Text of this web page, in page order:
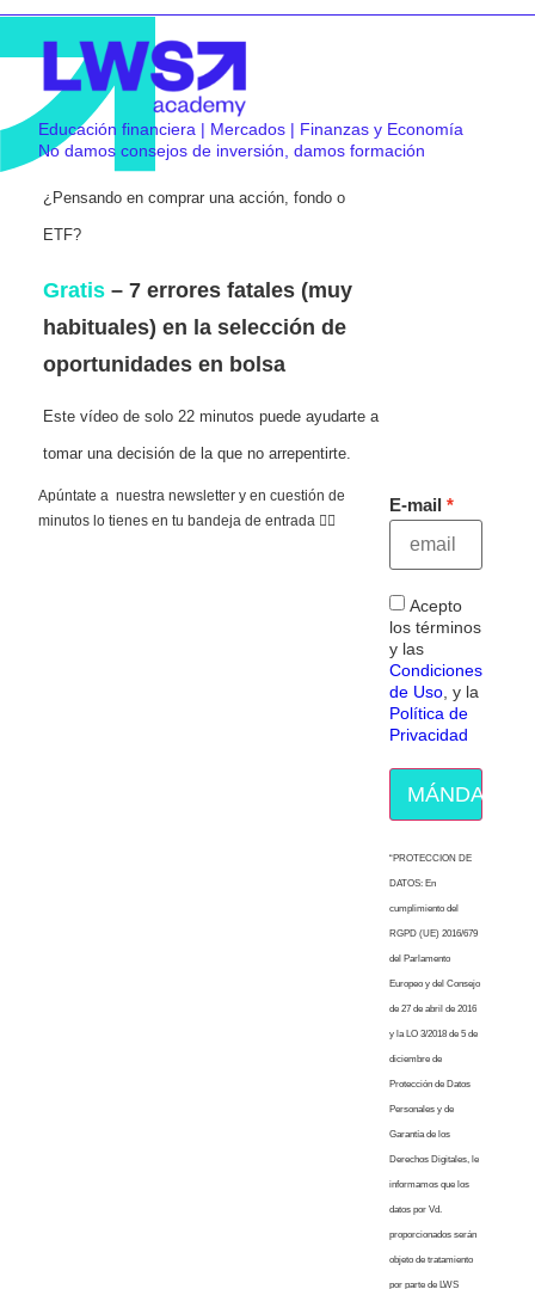
Educación financiera | Mercados | Finanzas y Economía
No damos consejos de inversión, damos formación
¿Pensando en comprar una acción, fondo o
ETF?
Gratis – 7 errores fatales (muy
habituales) en la selección de
oportunidades en bolsa
Este vídeo de solo 22 minutos puede ayudarte a
tomar una decisión de la que no arrepentirte.
Apúntate a nuestra newsletter y en cuestión de
minutos lo tienes en tu bandeja de entrada 👇🏻
E-mail
Acepto
los términos
y las
Condiciones
de Uso , y la
Política de
Privacidad
MÁNDAME
“PROTECCION DE
DATOS: En
cumplimiento del
RGPD (UE) 2016/679
del Parlamento
Europeo y del Consejo
de 27 de abril de 2016
y la LO 3/2018 de 5 de
diciembre de
Protección de Datos
Personales y de
Garantía de los
Derechos Digitales, le
informamos que los
datos por Vd.
proporcionados serán
objeto de tratamiento
por parte de LWS